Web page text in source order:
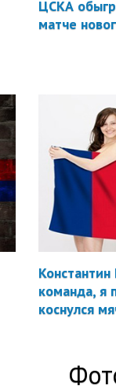
ЦСКА
матче
Константин
команда, я
коснулся